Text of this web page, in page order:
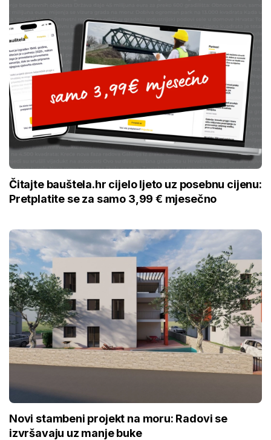
Čitajte bauštela.hr cijelo ljeto uz posebnu cijenu:
Pretplatite se za samo 3,99 € mjesečno
Novi stambeni projekt na moru: Radovi se
izvršavaju uz manje buke